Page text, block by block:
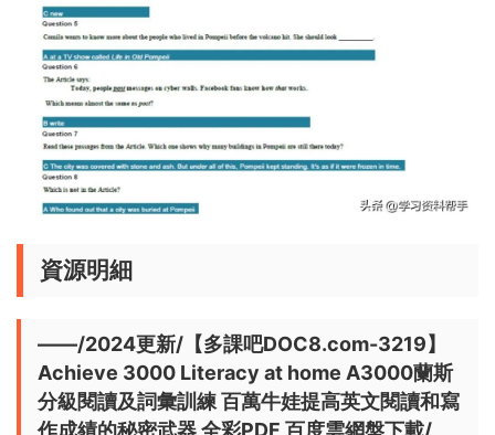
資源明細
——/2024更新/【多課吧DOC8.com-3219】
Achieve 3000 Literacy at home A3000蘭斯
分級閱讀及詞彙訓練 百萬牛娃提高英文閱讀和寫
作成績的秘密武器 全彩PDF 百度雲網盤下載/